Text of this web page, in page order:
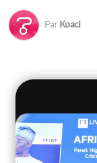
Par Koaci